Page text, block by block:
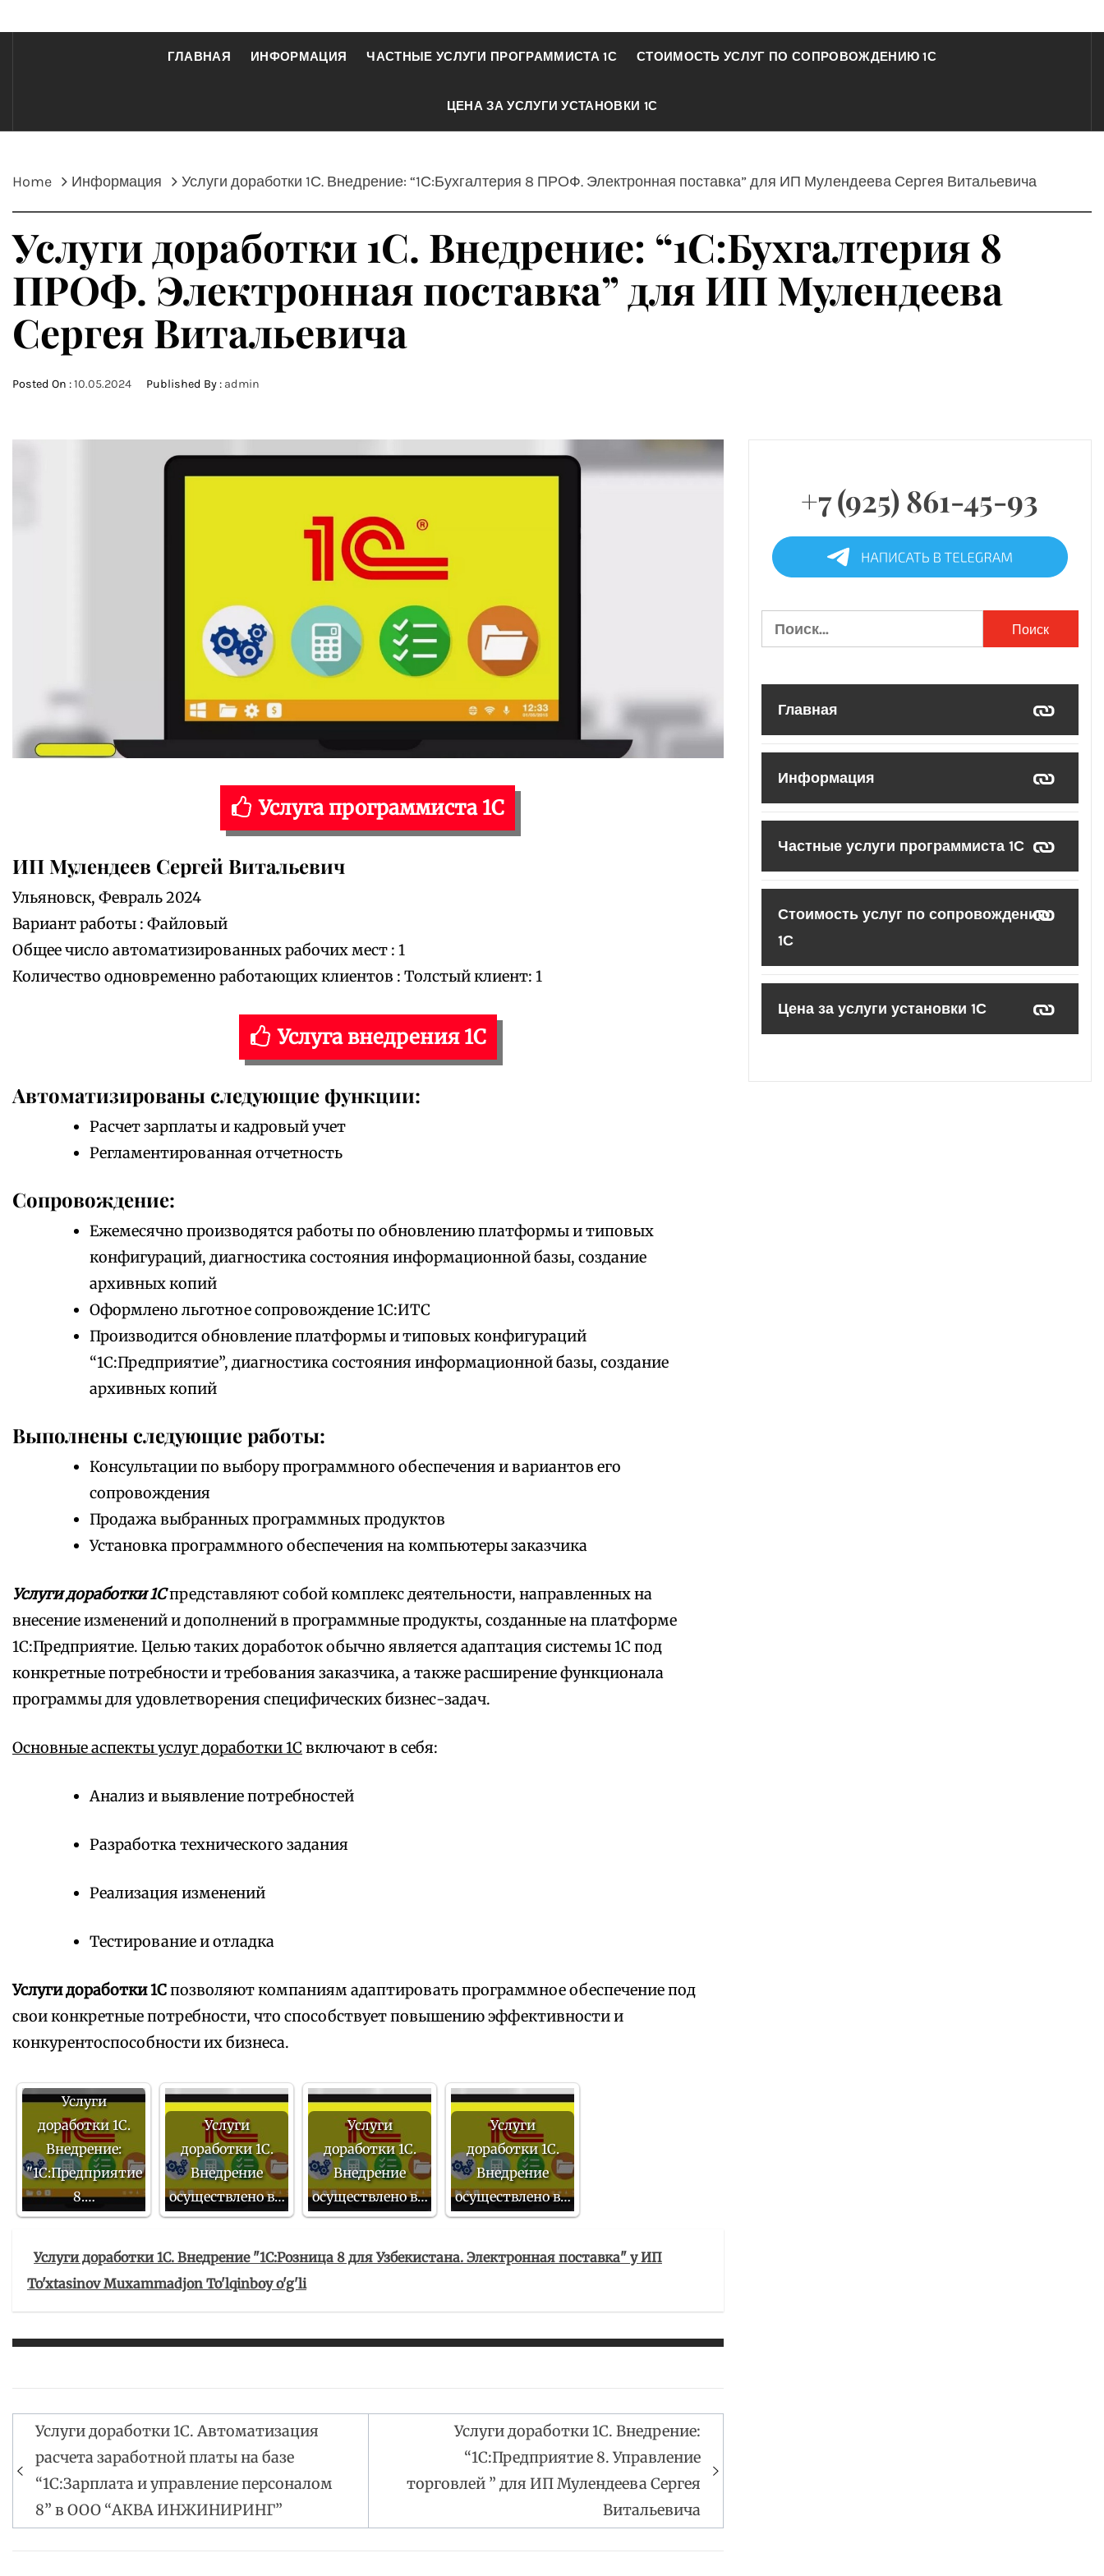
ГЛАВНАЯ ИНФОРМАЦИЯ ЧАСТНЫЕ УСЛУГИ ПРОГРАММИСТА 1С СТОИМОСТЬ УСЛУГ ПО СОПРОВОЖДЕНИЮ 1С
ЦЕНА ЗА УСЛУГИ УСТАНОВКИ 1С
Home Информация Услуги доработки 1С. Внедрение: “1С:Бухгалтерия 8 ПРОФ. Электронная поставка” для ИП Мулендеева Сергея Витальевича
Услуги доработки 1С. Внедрение: “1С:Бухгалтерия 8
ПРОФ. Электронная поставка” для ИП Мулендеева
Сергея Витальевича
Posted On :10.05.2024 Published By : admin
Услуга программиста 1С
ИП Мулендеев Сергей Витальевич
Ульяновск, Февраль 2024
Вариант работы : Файловый
Общее число автоматизированных рабочих мест : 1
Количество одновременно работающих клиентов : Толстый клиент: 1
Услуга внедрения 1С
Автоматизированы следующие функции:
Расчет зарплаты и кадровый учет
Регламентированная отчетность
Сопровождение:
Ежемесячно производятся работы по обновлению платформы и типовых
конфигураций, диагностика состояния информационной базы, создание
архивных копий
Оформлено льготное сопровождение 1С:ИТС
Производится обновление платформы и типовых конфигураций
“1С:Предприятие”, диагностика состояния информационной базы, создание
архивных копий
Выполнены следующие работы:
Консультации по выбору программного обеспечения и вариантов его
сопровождения
Продажа выбранных программных продуктов
Установка программного обеспечения на компьютеры заказчика
Услуги доработки 1Спредставляют собой комплекс деятельности, направленных на
внесение изменений и дополнений в программные продукты, созданные на платформе
1С:Предприятие. Целью таких доработок обычно является адаптация системы 1С под
конкретные потребности и требования заказчика, а также расширение функционала
программы для удовлетворения специфических бизнес-задач.
Основные аспекты услуг доработки 1С включают в себя:
Анализ и выявление потребностей
Разработка технического задания
Реализация изменений
Тестирование и отладка
Услуги доработки 1Спозволяют компаниям адаптировать программное обеспечение под
свои конкретные потребности, что способствует повышению эффективности и
конкурентоспособности их бизнеса.
Услуги
доработки 1С.
Внедрение:
"1С:Предприятие
8.…
Услуги
доработки 1С.
Внедрение
осуществлено в…
Услуги
доработки 1С.
Внедрение
осуществлено в…
Услуги
доработки 1С.
Внедрение
осуществлено в…
Услуги доработки 1С. Внедрение "1С:Розница 8 для Узбекистана. Электронная поставка" у ИП
To'xtasinov Muxammadjon To'lqinboy o'g'li
Навигация
по
записям
Услуги доработки 1С. Автоматизация
расчета заработной платы на базе
“1С:Зарплата и управление персоналом
8” в ООО “АКВА ИНЖИНИРИНГ”
Услуги доработки 1С. Внедрение:
“1С:Предприятие 8. Управление
торговлей ” для ИП Мулендеева Сергея
Витальевича
+7 (925) 861-45-93
Найти:
Главная
Информация
Частные услуги программиста 1С
Стоимость услуг по сопровождению
1С
Цена за услуги установки 1С